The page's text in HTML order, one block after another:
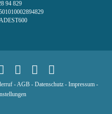
94 829
-AGB- Datenschutz- Impressum-